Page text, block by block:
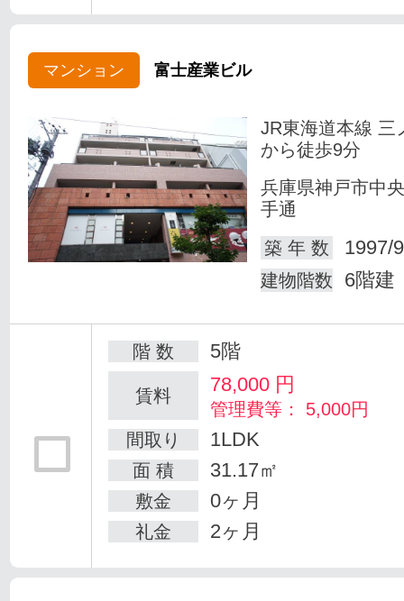
マンション 富士産業ビル
JR東海道本線 三
から徒歩9分
兵庫県神戸市中
手通
築 年 数
1997/
建物階数 6階建
階 数 5階
賃料 78,000 円
管理費等： 5,000円
間取り
1LDK
面 積 31.17㎡
敷金 0ヶ月
礼金 2ヶ月